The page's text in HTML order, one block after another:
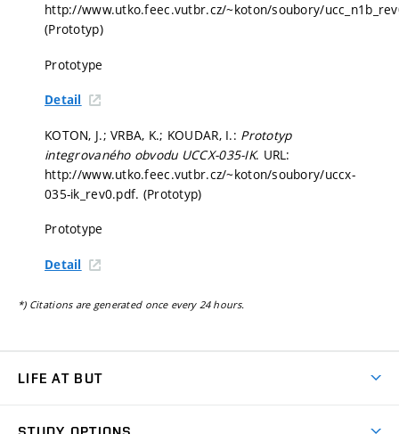
http://www.utko.feec.vutbr.cz/~koton/soubory/
(Prototyp)
Prototype
Detail
KOTON, J.; VRBA, K.; KOUDAR, I.: Prototyp
integrovaného obvodu UCCX-035-IK. URL:
http://www.utko.feec.vutbr.cz/~koton/soubory/uccx-
035-ik_rev0.pdf. (Prototyp)
Prototype
Detail
*) Citations are generated once every 24 hours.
LIFE AT BUT